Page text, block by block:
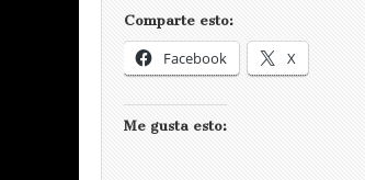
Comparte esto:
Facebook X
Me gusta esto: